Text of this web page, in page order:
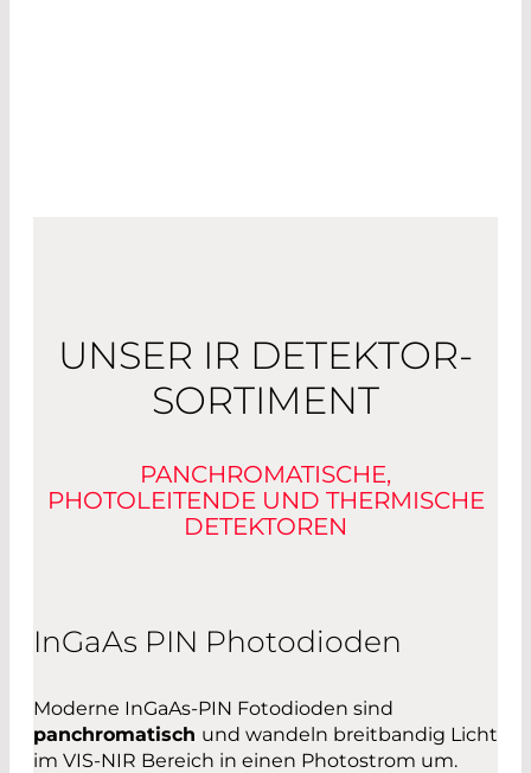
UNSER IR DETEKTOR-
SORTIMENT
PANCHROMATISCHE,
PHOTOLEITENDE UND THERMISCHE
DETEKTOREN
InGaAs PIN Photodioden
Moderne InGaAs-PIN Fotodioden sind
panchromatisch und wandeln breitbandig Licht
im VIS-NIR Bereich in einen Photostrom um.